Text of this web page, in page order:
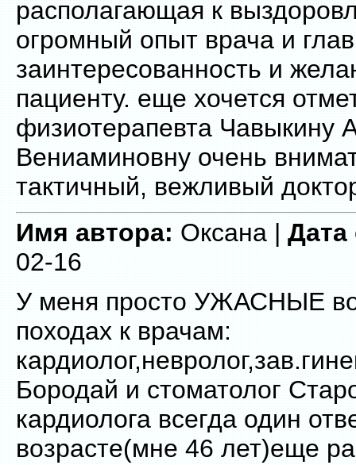
располагающая к
огромный опыт врача и
заинтересованность и
пациенту. еще хочется
физиотерапевта Чавыкину
Вениаминовну очень
тактичный, вежливый
Имя автора:Оксана |Дата
02-16
У меня просто УЖАСНЫЕ
походах к врачам:
Бородай и стоматолог
кардиолога всегда один
возрасте(мне 46 лет)еще